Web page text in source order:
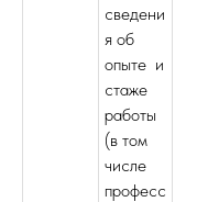
сведени
я об
опыте и
стаже
работы
(в том
числе
професс